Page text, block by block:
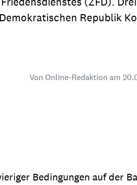
Stipendien
Republik
Von Online-Redaktion am
Bedingungen auf der